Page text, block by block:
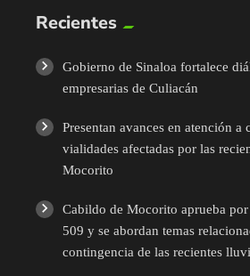
Recientes
Gobierno de Sinaloa fortalece
empresarias de Culiacán
Presentan avances en atención a
vialidades afectadas por las
Mocorito
Cabildo de Mocorito aprueba
509 y se abordan temas
contingencia de las recientes